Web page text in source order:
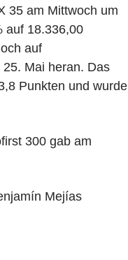
35 am Mittwoch um
auf 18.336,00
auf
Mai heran. Das
Punkten und wurde
300 gab am
Mejías